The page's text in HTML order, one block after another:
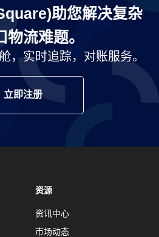
助您解决复杂
物流难题。
，实时追踪，对账服务。
立即注册
资源
资讯中心
市场动态